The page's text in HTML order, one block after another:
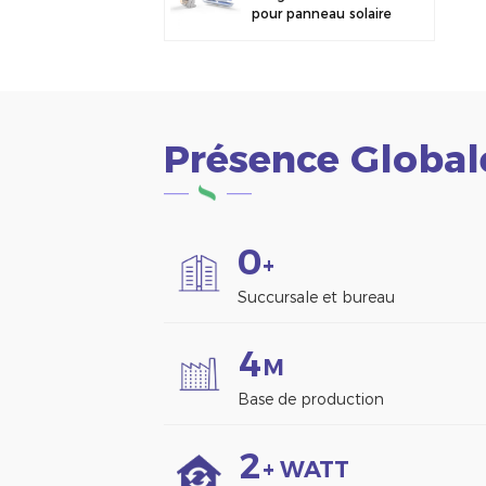
pour panneau solaire
Présence
0+
Succursale et bureau
4M
Base de production
2+ WATT